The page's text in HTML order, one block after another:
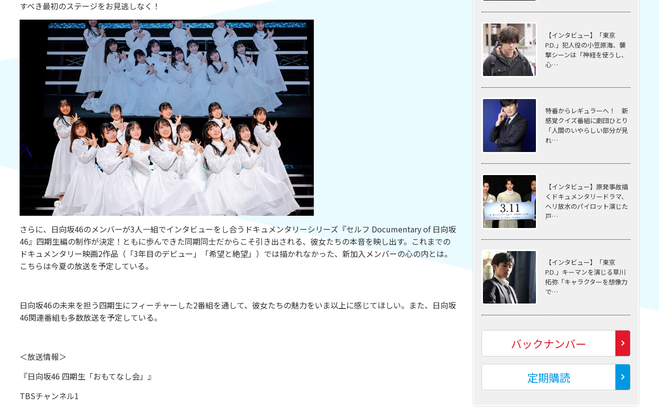
すべき最初のステージをお見逃しなく！
さらに、日向坂46のメンバーが3人一組でインタビューをし合うドキュメンタリーシリーズ『セルフ Documentary of 日向坂
46』四期生編の制作が決定！ともに歩んできた同期同士だからこそ引き出される、彼女たちの本音を映し出す。これまでの
ドキュメンタリー映画2作品（「3年目のデビュー」「希望と絶望」）では描かれなかった、新加入メンバーの心の内とは。
こちらは今夏の放送を予定している。
日向坂46の未来を担う四期生にフィーチャーした2番組を通して、彼女たちの魅力をいま以上に感じてほしい。また、日向坂
46関連番組も多数放送を予定している。
＜放送情報＞
『日向坂46 四期生「おもてなし会」』
TBSチャンネル1
【インタビュー】「東京
P.D.」犯人役の小笠原海、襲
撃シーンは「神経を使うし、
心…
特番からレギュラーへ！ 新
感覚クイズ番組に劇団ひとり
「人間のいやらしい部分が見
れ…
【インタビュー】原発事故描
くドキュメンタリードラマ、
ヘリ放水のパイロット演じた
戸…
【インタビュー】「東京
P.D.」キーマンを演じる草川
拓弥「キャラクターを想像力
で…
バックナンバー
定期購読